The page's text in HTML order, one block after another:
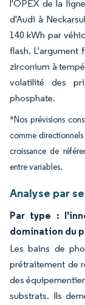
l'OPEX de la
d'Audi à
140 kWh par
flash. L'argument
zirconium à
volatilité des
phosphate.
*Nos prévisions
comme
croissance de
entre variables.
Analyse par
Par type :
domination du
Les bains de
prétraitement de
des
substrats. Ils